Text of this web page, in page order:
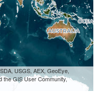
USGS, AEX, GeoEye,
the GIS User Community,